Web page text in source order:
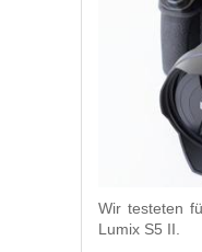
Wir testeten
Lumix S5 II.